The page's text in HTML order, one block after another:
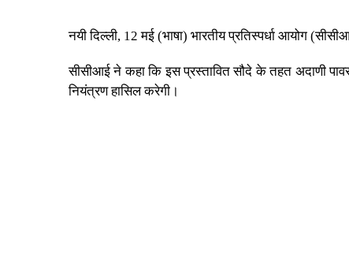
नयी दिल्ली, 12 मई (भाषा) भारतीय प्रतिस्पर्धा आयोग
सीसीआई ने कहा कि इस प्रस्तावित सौदे के तहत अदाणी
नियंत्रण हासिल करेगी।